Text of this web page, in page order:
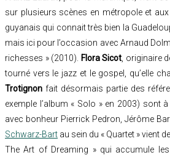
sur plusieurs scènes en métropole et
guyanais qui connait très bien la
mais ici pour l’occasion avec Arnaud
richesses » (2010).
Flora Sicot , originaire
tourné vers le jazz et le gospel, qu’elle
Trotignon fait désormais partie des
exemple l’album « Solo » en 2003) sont
avec bonheur Pierrick Pedron, Jérôme
Schwarz-Bart au sein du « Quartet » vient
The Art of Dreaming » qui accumule